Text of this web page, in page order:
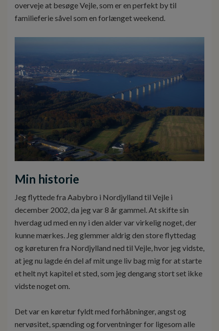
overveje at besøge Vejle, som er en perfekt by til
familieferie såvel som en forlænget weekend.
Min historie
Jeg flyttede fra Aabybro i Nordjylland til Vejle i
december 2002, da jeg var 8 år gammel. At skifte sin
hverdag ud med en ny i den alder var virkelig noget, der
kunne mærkes. Jeg glemmer aldrig den store flyttedag
og køreturen fra Nordjylland ned til Vejle, hvor jeg vidste,
at jeg nu lagde én del af mit unge liv bag mig for at starte
et helt nyt kapitel et sted, som jeg dengang stort set ikke
vidste noget om.
Det var en køretur fyldt med forhåbninger, angst og
nervøsitet, spænding og forventninger for ligesom alle